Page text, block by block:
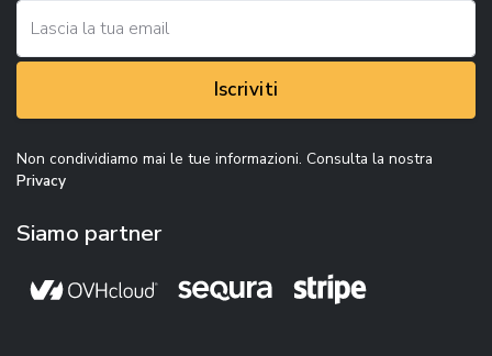
Iscriviti
Non condividiamo mai le tue informazioni. Consulta la nostra
Privacy
Siamo partner